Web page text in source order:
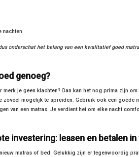
nachten
onderschat het belang van een kwalitatief goed
genoeg?
merk je geen klachten? Dan kan het nog prima zijn
zoveel mogelijk te spreiden. Gebruik ook een goede
van een matras. Je verdient het om elke nacht
investering: leasen en betalen
matras of bed. Gelukkig zijn er tegenwoordig